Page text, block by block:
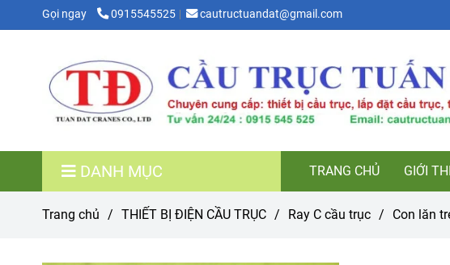
Gọi ngay 0915545525 cautructuandat@gmail.com
DANH MỤC TRANG CHỦ GIỚI
Trang chủ / THIẾT BỊ ĐIỆN CẦU TRỤC / Ray C cầu trục / Con lăn